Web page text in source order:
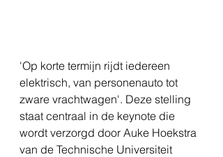
'Op korte termijn rijdt iedereen
elektrisch, van personenauto tot
zware vrachtwagen'. Deze stelling
staat centraal in de keynote die
wordt verzorgd door Auke Hoekstra
van de Technische Universiteit